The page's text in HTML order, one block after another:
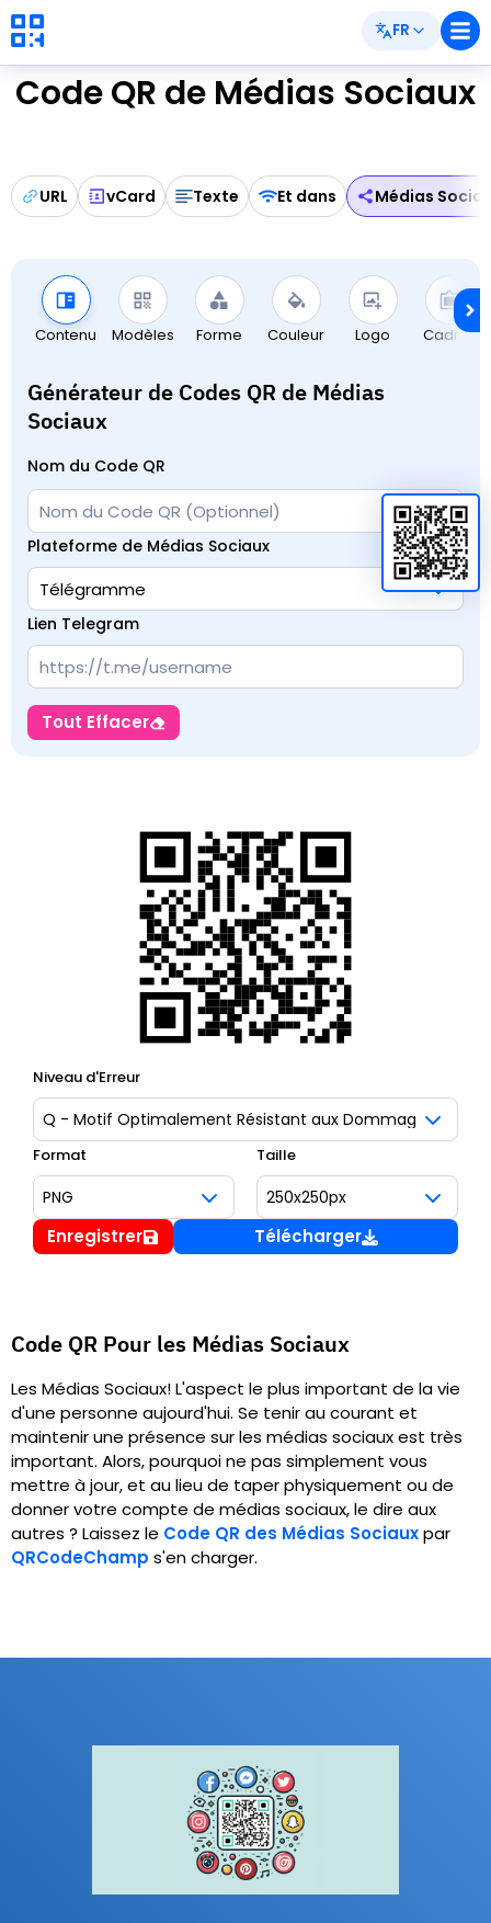
FR
Code QR de Médias Sociaux
URL vCard Texte Et dans Médias
Contenu Modèles Forme Couleur Logo Cadres
Générateur de Codes QR de Médias
Sociaux
Nom du Code QR
Plateforme de Médias Sociaux
Lien Telegram
Tout Effacer
Niveau d'Erreur
Format Taille
Enregistrer Télécharger
Code QR Pour les Médias Sociaux
Les Médias Sociaux! L'aspect le plus important de la vie
d'une personne aujourd'hui. Se tenir au courant et
maintenir une présence sur les médias sociaux est très
important. Alors, pourquoi ne pas simplement vous
mettre à jour, et au lieu de taper physiquement ou de
donner votre compte de médias sociaux, le dire aux
autres ? Laissez le Code QR des Médias Sociauxpar
QRCodeChamp s'en charger.